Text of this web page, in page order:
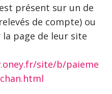
présent sur un de
de compte) ou
page de leur site
site/b/paieme